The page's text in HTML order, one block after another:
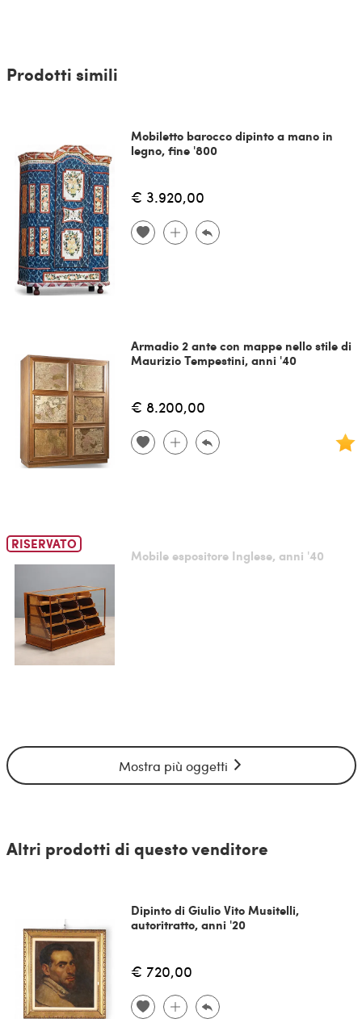
Prodotti simili
Mobiletto barocco dipinto a mano in
legno, fine '800
€ 3.920,00
Armadio 2 ante con mappe nello stile di
Maurizio Tempestini, anni '40
€ 8.200,00
RISERVATO
Mobile espositore Inglese, anni '40
Mostra più oggetti
Altri prodotti di questo venditore
Dipinto di Giulio Vito Musitelli,
autoritratto, anni '20
€ 720,00